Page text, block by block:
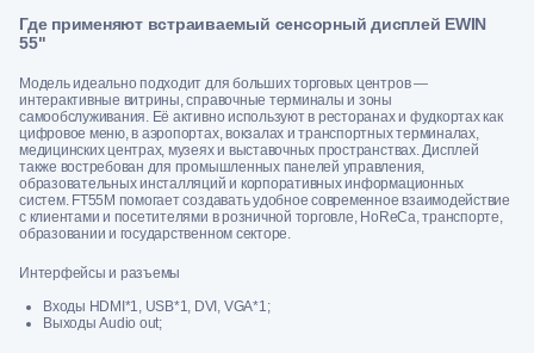
Где применяют встраиваемый сенсорный дисплей EWIN
55"
Модель идеально подходит для больших торговых центров —
интерактивные витрины, справочные терминалы и зоны
самообслуживания. Её активно используют в ресторанах и фудкортах как
цифровое меню, в аэропортах, вокзалах и транспортных терминалах,
медицинских центрах, музеях и выставочных пространствах. Дисплей
также востребован для промышленных панелей управления,
образовательных инсталляций и корпоративных информационных
систем. FT55M помогает создавать удобное современное взаимодействие
с клиентами и посетителями в розничной торговле, HoReCa, транспорте,
образовании и государственном секторе.
Интерфейсы и разъемы
Входы HDMI*1, USB*1, DVI, VGA*1;
Выходы Audio out;